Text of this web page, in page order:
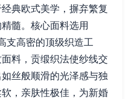
典欧式美学，摒弃繁复
髓。核心面料选用
支高密的顶级织造工
料，贡缎织法使纱线交
丝般顺滑的光泽感与独
，亲肤性极佳，为新婚